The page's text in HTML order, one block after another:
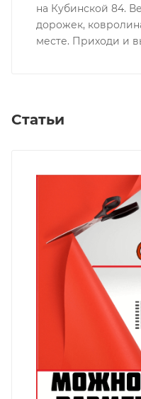
на Кубинской 84.
дорожек,
месте. Приходи и
Статьи